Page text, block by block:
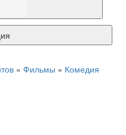
» Фильмы » Комедия